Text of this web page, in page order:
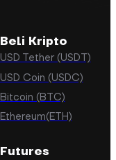
Beli Kripto
USD Tether (USDT)
USD Coin (USDC)
Bitcoin (BTC)
Ethereum(ETH)
Futures